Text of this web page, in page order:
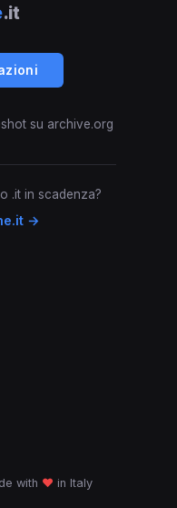
.it
su archive.org
.it in scadenza?
→
with ♥ in Italy